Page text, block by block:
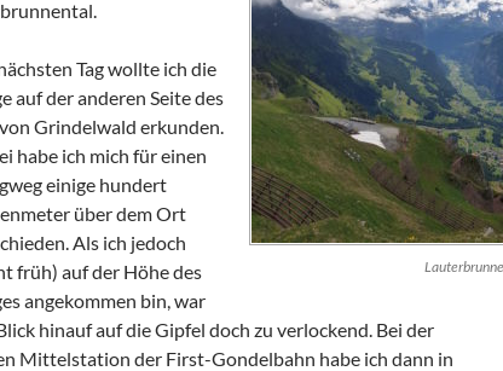
Tag wollte ich die
auf der anderen Seite des
Grindelwald erkunden.
habe ich mich für einen
einige hundert
über dem Ort
Als ich jedoch
früh) auf der Höhe des
angekommen bin, war
hinauf auf die Gipfel doch zu verlockend. Bei der
Mittelstation der First-Gondelbahn habe ich dann in